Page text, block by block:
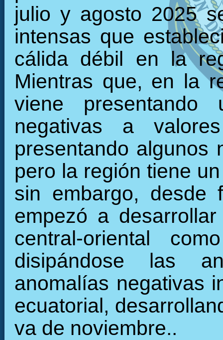
julio y agosto 2025
intensas que
cálida débil en la
Mientras que, en la
viene
negativas a
presentando algunos
pero la región tiene
sin embargo,
empezó a
central-oriental
disipándose las
anomalías negativas
ecuatorial,
va de noviembre..